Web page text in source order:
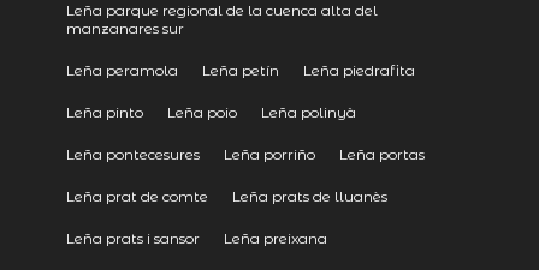
Leña parque regional de la cuenca alta del
manzanares sur
Leña peramola Leña petín Leña piedrafita
Leña pinto Leña poio Leña polinyà
Leña pontecesures Leña porriño Leña portas
Leña prat de comte Leña prats de lluanès
Leña prats i sansor Leña preixana